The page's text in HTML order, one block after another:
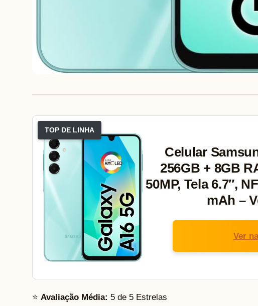
TOP DE LINHA
Celular
256GB + 8GB
50MP, Tela 6.7″,
mAh –
Ver
⭐ Avaliação Média: 5 de 5 Estrelas